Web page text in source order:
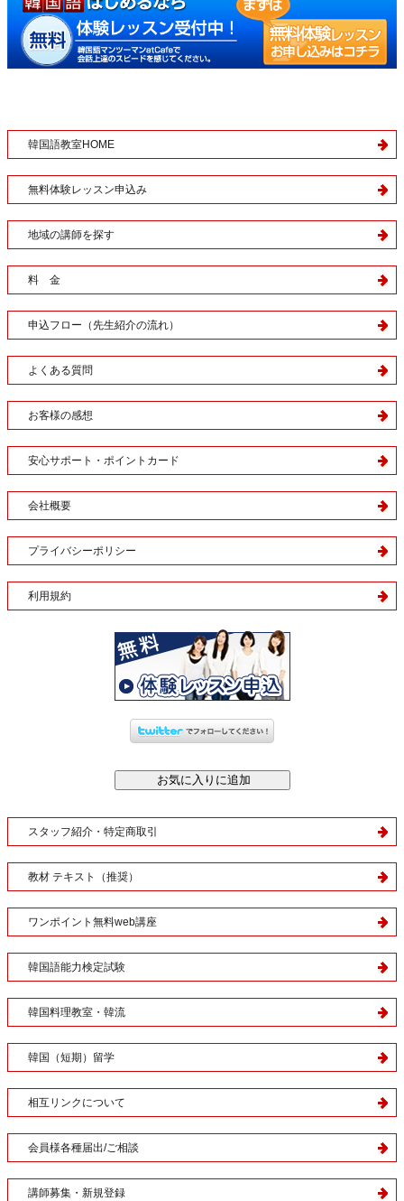
韓国語教室HOME
無料体験レッスン申込み
地域の講師を探す
料 金
申込フロー（先生紹介の流れ）
よくある質問
お客様の感想
安心サポート・ポイントカード
会社概要
プライバシーポリシー
利用規約
スタッフ紹介・特定商取引
教材 テキスト（推奨）
ワンポイント無料web講座
韓国語能力検定試験
韓国料理教室・韓流
韓国（短期）留学
相互リンクについて
会員様各種届出/ご相談
講師募集・新規登録